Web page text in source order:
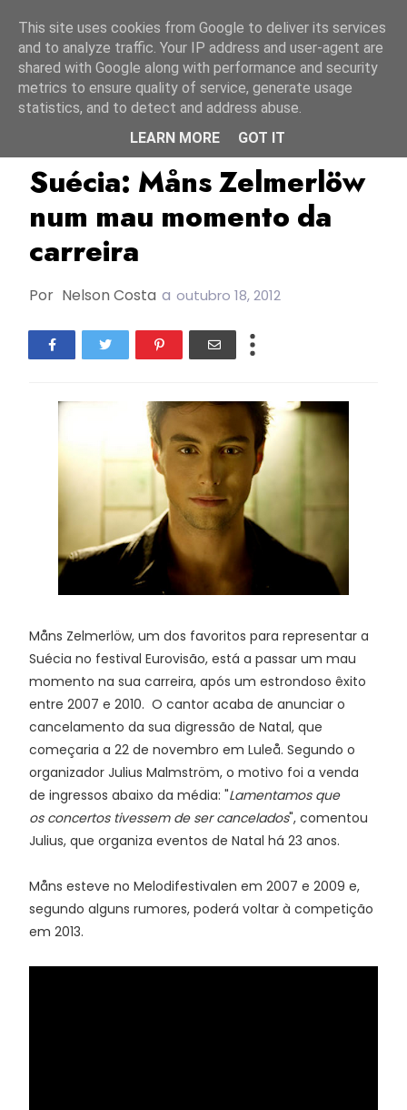
Måns Zelmerlöw Suécia
Suécia: Måns Zelmerlöw
num mau momento da
carreira
Por Nelson Costa a outubro 18, 2012
Måns Zelmerlöw, um dos favoritos para representar a
Suécia no festival Eurovisão, está a passar um mau
momento na sua carreira, após um estrondoso êxito
entre 2007 e 2010. O cantor acaba de anunciar o
cancelamento da sua digressão de Natal, que
começaria a 22 de novembro em Luleå. Segundo o
organizador Julius Malmström, o motivo foi a venda
de ingressos abaixo da média: "Lamentamos que
os concertos tivessem de ser cancelados", comentou
Julius, que organiza eventos de Natal há 23 anos.
Måns esteve no Melodifestivalen em 2007 e 2009 e,
segundo alguns rumores, poderá voltar à competição
em 2013.
This site uses cookies from Google to deliver its services
and to analyze traffic. Your IP address and user-agent are
shared with Google along with performance and security
metrics to ensure quality of service, generate usage
statistics, and to detect and address abuse.
LEARN MORE
GOT IT